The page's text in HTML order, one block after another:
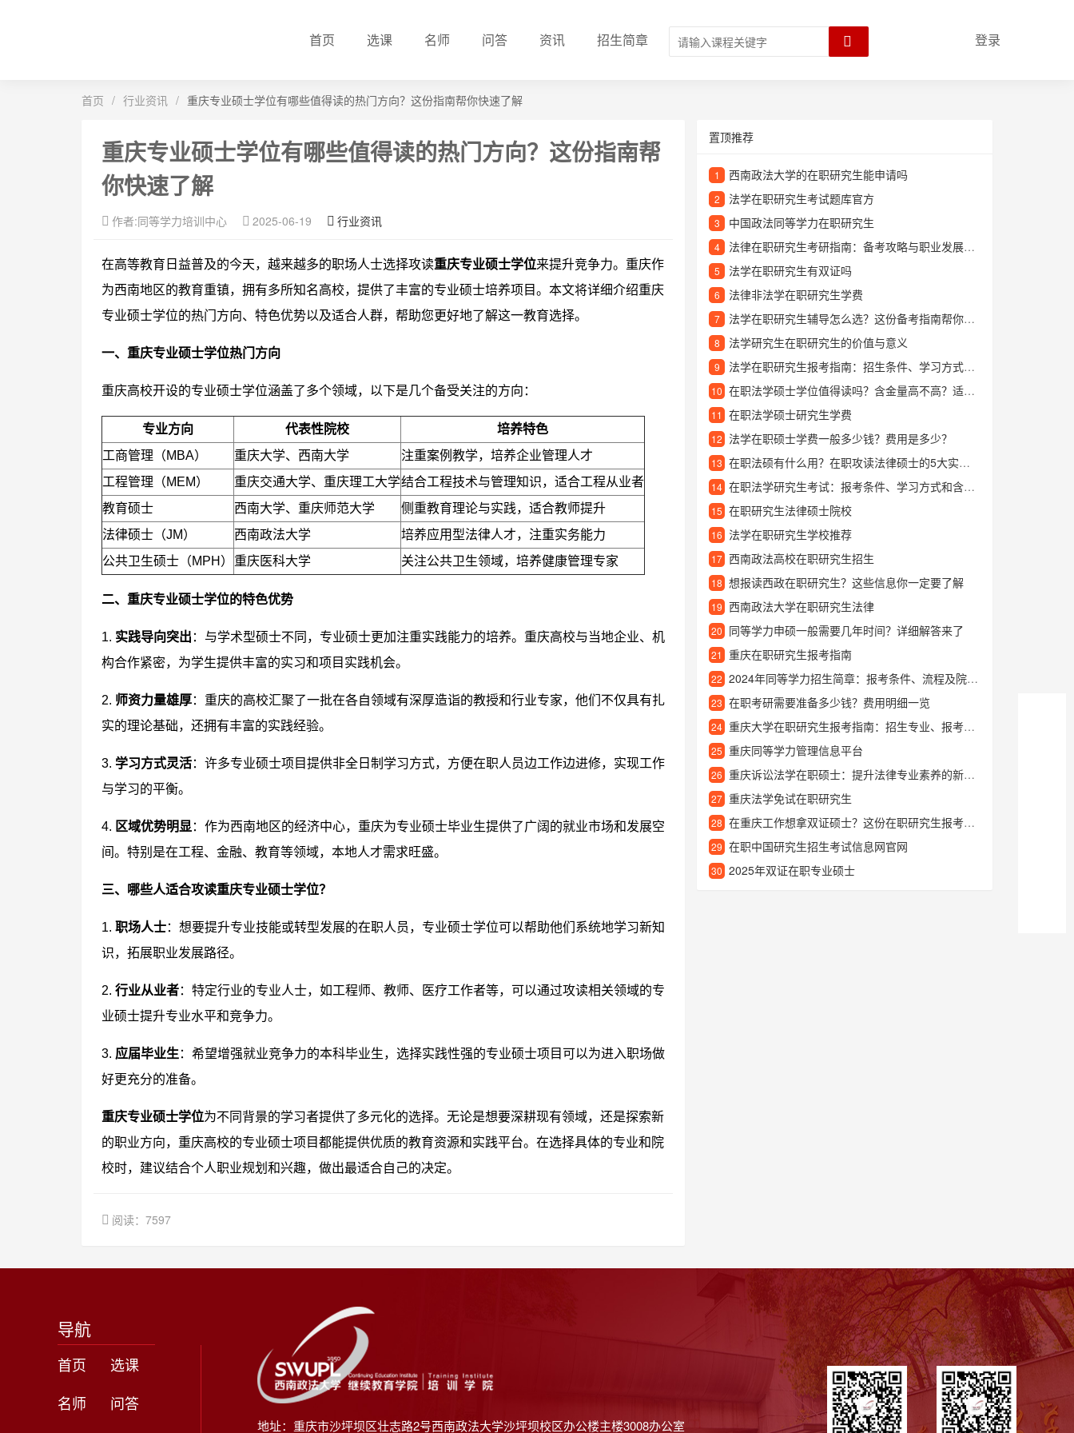
首页 选课 名师 问答 资讯 招生简章 登录
首页 / 行业资讯 / 重庆专业硕士学位有哪些值得读的热门方向？这份指南帮你快速了解
重庆专业硕士学位有哪些值得读的热门方向？这份指南帮
你快速了解
作者:同等学力培训中心 2025-06-19 行业资讯
在高等教育日益普及的今天，越来越多的职场人士选择攻读重庆专业硕士学位来提升竞争力。重庆作
为西南地区的教育重镇，拥有多所知名高校，提供了丰富的专业硕士培养项目。本文将详细介绍重庆
专业硕士学位的热门方向、特色优势以及适合人群，帮助您更好地了解这一教育选择。
一、重庆专业硕士学位热门方向
重庆高校开设的专业硕士学位涵盖了多个领域，以下是几个备受关注的方向：
专业方向 代表性院校
培养特色
工商管理（MBA）
重庆大学、西南大学
注重案例教学，培养企业管理人才
工程管理（MEM）
重庆交通大学、重庆理工大学结合工程技术与管理知识，适合工程从业者
教育硕士
西南大学、重庆师范大学
侧重教育理论与实践，适合教师提升
法律硕士（JM）
西南政法大学
培养应用型法律人才，注重实务能力
公共卫生硕士（MPH）
重庆医科大学 关注公共卫生领域，培养健康管理专家
二、重庆专业硕士学位的特色优势
1. 实践导向突出 ：与学术型硕士不同，专业硕士更加注重实践能力的培养。重庆高校与当地企业、机
构合作紧密，为学生提供丰富的实习和项目实践机会。
2. 师资力量雄厚：重庆的高校汇聚了一批在各自领域有深厚造诣的教授和行业专家，他们不仅具有扎
实的理论基础，还拥有丰富的实践经验。
3. 学习方式灵活：许多专业硕士项目提供非全日制学习方式，方便在职人员边工作边进修，实现工作
与学习的平衡。
4. 区域优势明显 ：作为西南地区的经济中心，重庆为专业硕士毕业生提供了广阔的就业市场和发展空
间。特别是在工程、金融、教育等领域，本地人才需求旺盛。
三、哪些人适合攻读重庆专业硕士学位？
1. 职场人士：想要提升专业技能或转型发展的在职人员，专业硕士学位可以帮助他们系统地学习新知
识，拓展职业发展路径。
2. 行业从业者：特定行业的专业人士，如工程师、教师、医疗工作者等，可以通过攻读相关领域的专
业硕士提升专业水平和竞争力。
3. 应届毕业生 ：希望增强就业竞争力的本科毕业生，选择实践性强的专业硕士项目可以为进入职场做
好更充分的准备。
重庆专业硕士学位为不同背景的学习者提供了多元化的选择。无论是想要深耕现有领域，还是探索新
的职业方向，重庆高校的专业硕士项目都能提供优质的教育资源和实践平台。在选择具体的专业和院
校时，建议结合个人职业规划和兴趣，做出最适合自己的决定。
阅读：7597
置顶推荐
1 西南政法大学的在职研究生能申请吗
2 法学在职研究生考试题库官方
3 中国政法同等学力在职研究生
4 法律在职研究生考研指南：备考攻略与职业发展建议
5 法学在职研究生有双证吗
6 法律非法学在职研究生学费
7 法学在职研究生辅导怎么选？这份备考指南帮你理清思路
8 法学研究生在职研究生的价值与意义
9 法学在职研究生报考指南：招生条件、学习方式和就业前景详解
10 在职法学硕士学位值得读吗？含金量高不高？适合哪些人报考？
11 在职法学硕士研究生学费
12 法学在职硕士学费一般多少钱？费用是多少？
13 在职法硕有什么用？在职攻读法律硕士的5大实际价值
14 在职法学研究生考试：报考条件、学习方式和含金量详解
15 在职研究生法律硕士院校
16 法学在职研究生学校推荐
17 西南政法高校在职研究生招生
18 想报读西政在职研究生？这些信息你一定要了解
19 西南政法大学在职研究生法律
20 同等学力申硕一般需要几年时间？详细解答来了
21 重庆在职研究生报考指南
22 2024年同等学力招生简章：报考条件、流程及院校专业全解析
23 在职考研需要准备多少钱？费用明细一览
24 重庆大学在职研究生报考指南：招生专业、报考条件及学习优势
25 重庆同等学力管理信息平台
26 重庆诉讼法学在职硕士：提升法律专业素养的新路径
27 重庆法学免试在职研究生
28 在重庆工作想拿双证硕士？这份在职研究生报考指南请收好
29 在职中国研究生招生考试信息网官网
30 2025年双证在职专业硕士
导航
首页
选课
名师
问答
地址：重庆市沙坪坝区壮志路2号西南政法大学沙坪坝校区办公楼主楼3008办公室